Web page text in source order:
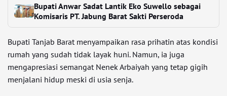
Bupati Anwar Sadat Lantik Eko Suwello sebagai
Komisaris PT. Jabung Barat Sakti Perseroda
Bupati Tanjab Barat menyampaikan rasa prihatin atas kondisi
rumah yang sudah tidak layak huni. Namun, ia juga
mengapresiasi semangat Nenek Arbaiyah yang tetap gigih
menjalani hidup meski di usia senja.